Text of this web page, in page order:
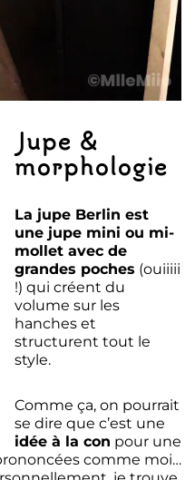
Jupe &
morphologie
La jupe Berlin est
une jupe mini ou mi-
mollet avec de
grandes poches (ouiiiii
!) qui créent du
volume sur les
hanches et
structurent tout le
style.
Comme ça, on pourrait
se dire que c’est une
idée à la con pour une
comme moi…